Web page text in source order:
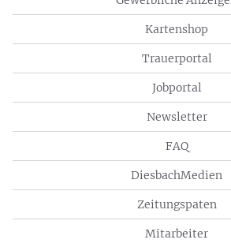
Kartenshop
Trauerportal
Jobportal
Newsletter
FAQ
DiesbachMedien
Zeitungspaten
Mitarbeiter